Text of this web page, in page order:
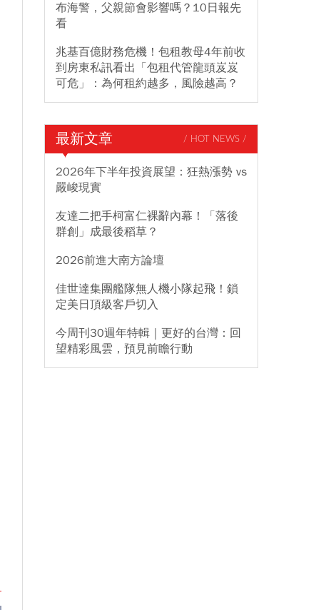
布海警，父親節會影響嗎？10日報先
看
兆基百億財務危機！包租教母4年前收
到房東私訊看出「包租代管龍頭岌岌
可危」：為何租約越多，風險越高？
最新文章 / HOT NEWS /
2026年下半年投資展望：狂熱漲勢 vs
嚴峻現實
友達二把手柯富仁裸辭內幕！「落後
群創」成最後稻草？
2026前進大南方論壇
佳世達集團艦隊無人機小隊起飛！鎖
定美日頂級客戶切入
今周刊30週年特輯｜更好的台灣：回
望精彩風雲，預見前瞻行動